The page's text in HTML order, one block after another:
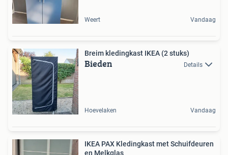
Weert Vandaag
Breim kledingkast IKEA (2 stuks)
Bieden Details
Hoevelaken Vandaag
IKEA PAX Kledingkast met Schuifdeuren
en Melkglas